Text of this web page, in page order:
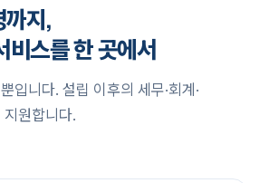
지,
비스를 한 곳에서
입니다. 설립 이후의 세무·회계·
원합니다.